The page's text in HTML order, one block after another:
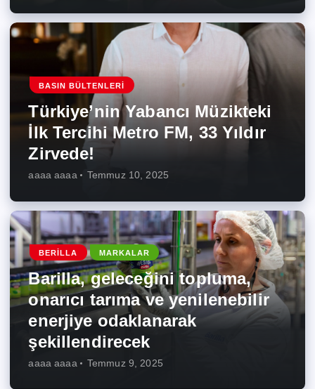
BASIN BÜLTENLERI
Türkiye’nin Yabancı Müzikteki
İlk Tercihi Metro FM, 33 Yıldır
Zirvede!
aaaa aaaa Temmuz 10, 2025
BERILLA MARKALAR
Barilla, geleceğini topluma,
onarıcı tarıma ve yenilenebilir
enerjiye odaklanarak
şekillendirecek
aaaa aaaa Temmuz 9, 2025